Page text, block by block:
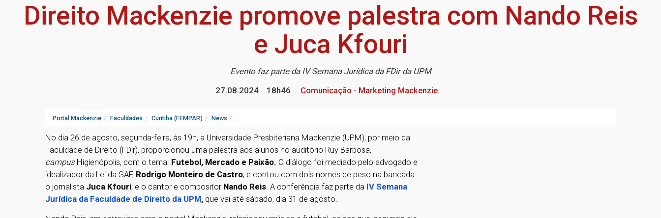
Direito Mackenzie promove palestra com Nando Reis
e Juca Kfouri
Evento faz parte da IV Semana Jurídica da FDir da UPM
27.08.2024
18h46 Comunicação - Marketing Mackenzie
Portal Mackenzie Faculdades Curitiba (FEMPAR) News
No dia 26 de agosto, segunda-feira, às 19h, a Universidade Presbiteriana Mackenzie (UPM), por meio da
Faculdade de Direito (FDir), proporcionou uma palestra aos alunos no auditório Ruy Barbosa,
campusHigienópolis, com o tema: Futebol, Mercado e Paixão. O diálogo foi mediado pelo advogado e
idealizador da Lei da SAF, Rodrigo Monteiro de Castro, e contou com dois nomes de peso na bancada:
o jornalista Juca Kfouri; e o cantor e compositor Nando Reis. A conferência faz parte da IV Semana
Jurídica da Faculdade de Direito da UPM, que vai até sábado, dia 31 de agosto.